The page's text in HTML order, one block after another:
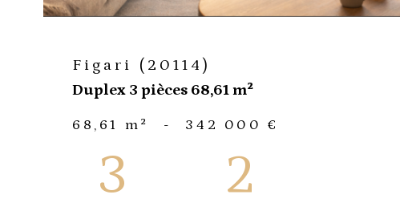
Figari (20114)
Duplex 3 pièces 68,61 m²
68,61 m² - 342 000 €
3 2